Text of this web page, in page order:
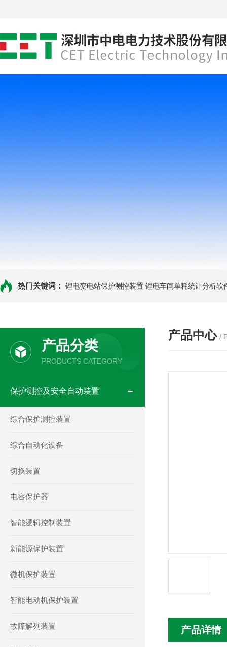
热门关键词： 锂电变电站保护测控装置 锂电车间单耗统计分析软
产品分类
PRODUCTS CATEGORY
保护测控及安全自动装置
综合保护测控装置
综合自动化设备
切换装置
电容保护器
智能逻辑控制装置
新能源保护装置
微机保护装置
智能电动机保护装置
故障解列装置
产品中心 /
产品详情